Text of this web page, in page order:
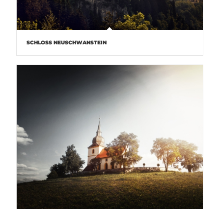
SCHLOSS NEUSCHWANSTEIN